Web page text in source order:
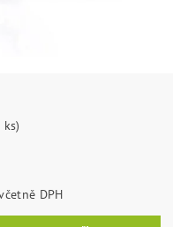
ks)
Kč včetně DPH